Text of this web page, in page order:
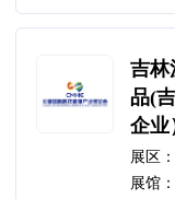
吉林
品(
企业
展区：
展馆：